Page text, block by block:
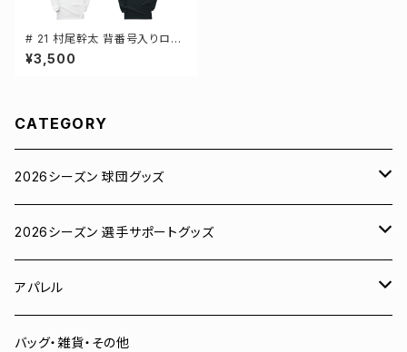
# 21 村尾幹太 背番号入りロゴ
ドライTシャツ 長袖 選手還元 3
カラー S-5Lサイズ 000304
¥3,500
CATEGORY
2026シーズン 球団グッズ
ユニフォーム
Tシャツ
スウェット
2026シーズン 選手サポートグッズ
# 00 蓮
# 0 岡田竜汰
アパレル
スウェット・パーカー
バッグ・雑貨・その他